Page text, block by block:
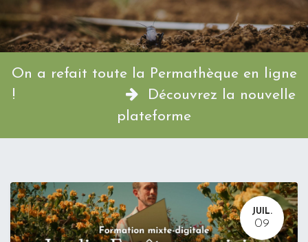
On a refait toute la Permathèque en ligne
!
Découvrez la nouvelle
plateforme
JUIL.
09